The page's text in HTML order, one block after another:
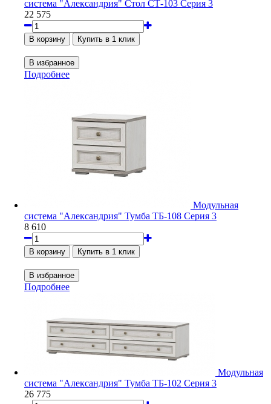
система "Александрия" Стол СТ-103 Серия 3
22 575
Подробнее
Модульная
система "Александрия" Тумба ТБ-108 Серия 3
8 610
Подробнее
Модульная
система "Александрия" Тумба ТБ-102 Серия 3
26 775